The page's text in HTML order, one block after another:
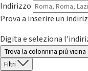
Indirizzo
Prova a inserire un
Digita e seleziona
Trova la colonnina piú vicina
Filtri